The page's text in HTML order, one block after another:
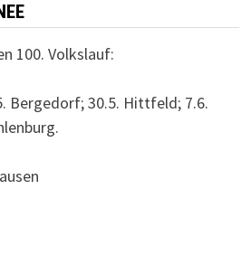
100. Volkslauf:
Bergedorf; 30.5. Hittfeld; 7.6.